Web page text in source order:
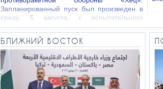
Запланированный пуск был произведен в
среду, 5 августа, с испытательного
полигона в центре страны.
БЛИЖНИЙ ВОСТОК